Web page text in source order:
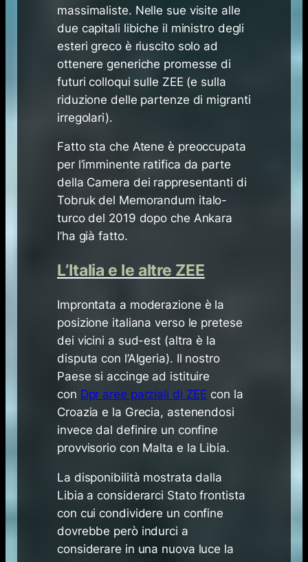
massimaliste. Nelle sue visite alle
due capitali libiche il ministro degli
esteri greco è riuscito solo ad
ottenere generiche promesse di
futuri colloqui sulle ZEE (e sulla
riduzione delle partenze di migranti
irregolari).
Fatto sta che Atene è preoccupata
per l’imminente ratifica da parte
della Camera dei rappresentanti di
Tobruk del Memorandum italo-
turco del 2019 dopo che Ankara
l’ha già fatto.
L’Italia e le altre ZEE
Improntata a moderazione è la
posizione italiana verso le pretese
dei vicini a sud-est (altra è la
disputa con l’Algeria). Il nostro
Paese si accinge ad istituire
con Dpr aree parziali di ZEE con la
Croazia e la Grecia, astenendosi
invece dal definire un confine
provvisorio con Malta e la Libia.
La disponibilità mostrata dalla
Libia a considerarci Stato frontista
con cui condividere un confine
dovrebbe però indurci a
considerare in una nuova luce la